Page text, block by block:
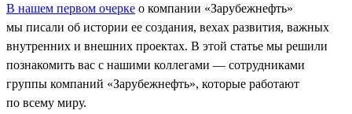
В нашем первом очерке о компании «Зарубежнефть»
мы писали об истории ее создания, вехах развития, важных
внутренних и внешних проектах. В этой статье мы решили
познакомить вас с нашими коллегами — сотрудниками
группы компаний «Зарубежнефть», которые работают
по всему миру.